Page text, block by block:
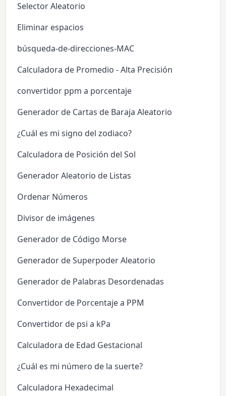
Selector Aleatorio
Eliminar espacios
búsqueda-de-direcciones-MAC
Calculadora de Promedio - Alta Precisión
convertidor ppm a porcentaje
Generador de Cartas de Baraja Aleatorio
¿Cuál es mi signo del zodiaco?
Calculadora de Posición del Sol
Generador Aleatorio de Listas
Ordenar Números
Divisor de imágenes
Generador de Código Morse
Generador de Superpoder Aleatorio
Generador de Palabras Desordenadas
Convertidor de Porcentaje a PPM
Convertidor de psi a kPa
Calculadora de Edad Gestacional
¿Cuál es mi número de la suerte?
Calculadora Hexadecimal